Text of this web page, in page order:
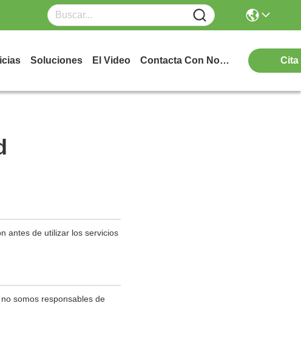
Soluciones El Video Contacta Con Nosotros Cita
antes de utilizar los servicios
somos responsables de